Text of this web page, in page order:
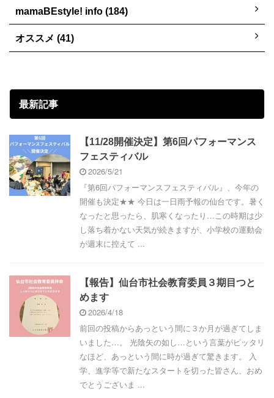
mamaBEstyle! info (184)
オススメ (41)
最新記事
【11/28開催決定】第6回パフォーマンス
フェスティバル
2026/5/21
『第6回パフォーマンスフェスティバル』、今年の
開催も決定★★ 今日は一日雨予報の仙台です。暑く
なったと思ったら、肌寒くなったり…この時期は少
し落ち着かない天気が続きますが、小学校の運動会
が週末に控えて ...
【報告】仙台市社会教育委員３期目つと
めます
2026/4/18
前回の投稿からあっという間に３か月が過ぎてしま
いました…。 光陰矢の如し…という言葉がピッタリ
なほど、あっという間に時が過ぎて驚きます。 入
学、進学等で新たなスタートを切った皆さん、おめ
でとうございま ...